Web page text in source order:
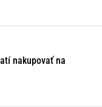
nakupovať na